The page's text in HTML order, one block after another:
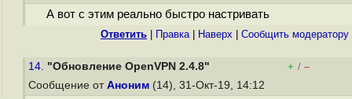
А вот с этим реально быстро настривать
Ответить Правка| Наверх Cообщить модератору
14. "Обновление OpenVPN 2.4.8" + / –
Сообщение от Аноним (14), 31-Окт-19, 14:12